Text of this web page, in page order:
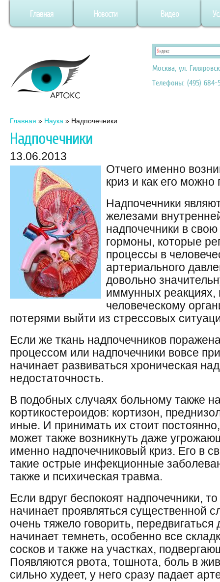
Главная Новости Видео
Москва, ул.
Телефоны: (495) 684-
Главная » Наука » Надпочечники
Надпочечники
13.06.2013
Отчего именно
криз и как его можно
Надпочечники
железами
надпочечники в
гормоны, которые
процессы в
артериального
довольно
иммунных реакциях,
человеческому
потерями выйти из стрессовых
Если же ткань надпочечников
процессом или надпочечники вовсе
начинает развиваться хроническая
недостаточность.
В подобных случаях больному также
кортикостероидов: кортизон,
иные. И принимать их стоит
может также возникнуть даже
именно надпочечниковый криз. Его в
такие острые инфекционные
также и психическая травма.
Если вдруг беспокоят надпочечники,
начинает проявляться существенной
очень тяжело говорить,
начинает темнеть, особенно все
сосков и также на участках,
Появляются рвота, тошнота, боль в
сильно худеет, у него сразу падает